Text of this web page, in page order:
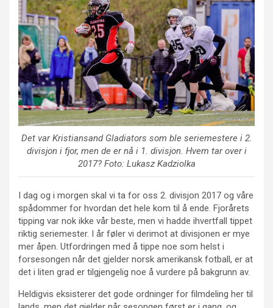
Det var Kristiansand Gladiators som ble seriemestere i 2.
divisjon i fjor, men de er nå i 1. divisjon. Hvem tar over i
2017? Foto: Lukasz Kadziolka
I dag og i morgen skal vi ta for oss 2. divisjon 2017 og våre
spådommer for hvordan det hele kom til å ende. Fjorårets
tipping var nok ikke vår beste, men vi hadde ihvertfall tippet
riktig seriemester. I år føler vi derimot at divisjonen er mye
mer åpen. Utfordringen med å tippe noe som helst i
forsesongen når det gjelder norsk amerikansk fotball, er at
det i liten grad er tilgjengelig noe å vurdere på bakgrunn av.
Heldigvis eksisterer det gode ordninger for filmdeling her til